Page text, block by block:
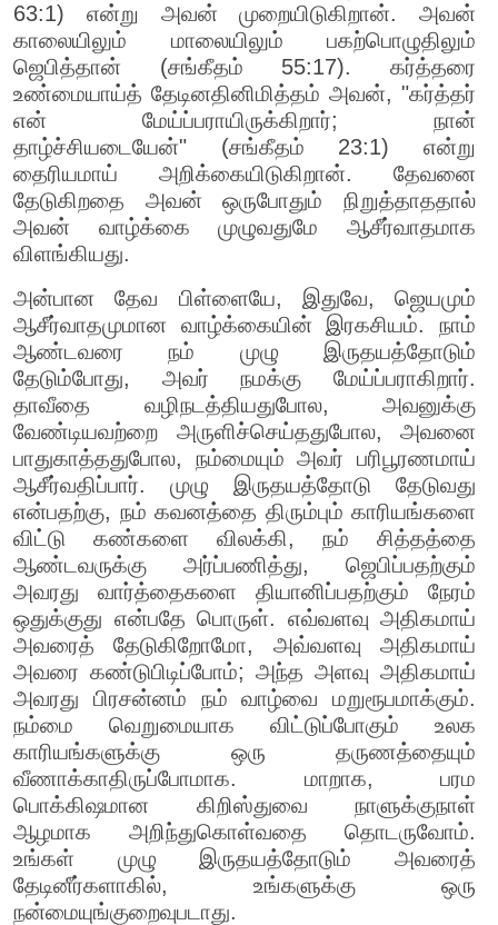
63:1) என்று அவன் முறையிடுகிறான். அவன்
காலையிலும் மாலையிலும் பகற்பொழுதிலும்
ஜெபித்தான் (சங்கீதம் 55:17). கர்த்தரை
உண்மையாய்த் தேடினதினிமித்தம் அவன், "கர்த்தர்
என் மேய்ப்பராயிருக்கிறார்; நான்
தாழ்ச்சியடையேன்" (சங்கீதம் 23:1) என்று
தைரியமாய் அறிக்கையிடுகிறான். தேவனை
தேடுகிறதை அவன் ஒருபோதும் நிறுத்தாததால்
அவன் வாழ்க்கை முழுவதுமே ஆசீர்வாதமாக
விளங்கியது.
அன்பான தேவ பிள்ளையே, இதுவே, ஜெயமும்
ஆசீர்வாதமுமான வாழ்க்கையின் இரகசியம். நாம்
ஆண்டவரை நம் முழு இருதயத்தோடும்
தேடும்போது, அவர் நமக்கு மேய்ப்பராகிறார்.
தாவீதை வழிநடத்தியதுபோல, அவனுக்கு
வேண்டியவற்றை அருளிச்செய்ததுபோல, அவனை
பாதுகாத்ததுபோல, நம்மையும் அவர் பரிபூரணமாய்
ஆசீர்வதிப்பார். முழு இருதயத்தோடு தேடுவது
என்பதற்கு, நம் கவனத்தை திரும்பும் காரியங்களை
விட்டு கண்களை விலக்கி, நம் சித்தத்தை
ஆண்டவருக்கு அர்ப்பணித்து, ஜெபிப்பதற்கும்
அவரது வார்த்தைகளை தியானிப்பதற்கும் நேரம்
ஒதுக்குது என்பதே பொருள். எவ்வளவு அதிகமாய்
அவரைத் தேடுகிறோமோ, அவ்வளவு அதிகமாய்
அவரை கண்டுபிடிப்போம்; அந்த அளவு அதிகமாய்
அவரது பிரசன்னம் நம் வாழ்வை மறுரூபமாக்கும்.
நம்மை வெறுமையாக விட்டுப்போகும் உலக
காரியங்களுக்கு ஒரு தருணத்தையும்
வீணாக்காதிருப்போமாக. மாறாக, பரம
பொக்கிஷமான கிறிஸ்துவை நாளுக்குநாள்
ஆழமாக அறிந்துகொள்வதை தொடருவோம்.
உங்கள் முழு இருதயத்தோடும் அவரைத்
தேடினீர்களாகில், உங்களுக்கு ஒரு
நன்மையுங்குறைவுபடாது.